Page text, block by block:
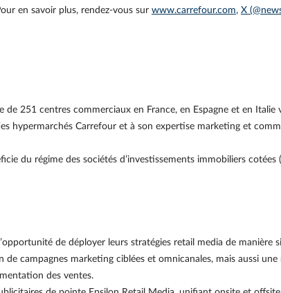
en savoir plus, rendez-vous sur www.carrefour.com, X
251 centres commerciaux en France, en Espagne et en Italie
hypermarchés Carrefour et à son expertise marketing et
du régime des sociétés d’investissements immobiliers cotées
de déployer leurs stratégies retail media de manière
campagnes marketing ciblées et omnicanales, mais aussi
des ventes.